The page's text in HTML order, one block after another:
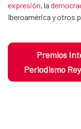
expresión, la
Iberoamérica y otros
Premios
Periodismo